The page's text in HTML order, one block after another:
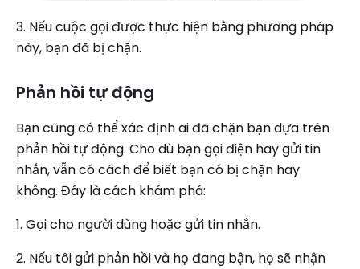
3. Nếu cuộc gọi được thực hiện bằng phương pháp
này, bạn đã bị chặn.
Phản hồi tự động
Bạn cũng có thể xác định ai đã chặn bạn dựa trên
phản hồi tự động. Cho dù bạn gọi điện hay gửi tin
nhắn, vẫn có cách để biết bạn có bị chặn hay
không. Đây là cách khám phá:
1. Gọi cho người dùng hoặc gửi tin nhắn.
2. Nếu tôi gửi phản hồi và họ đang bận, họ sẽ nhận